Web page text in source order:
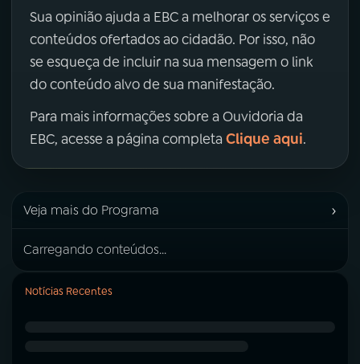
Sua opinião ajuda a EBC a melhorar os serviços e
conteúdos ofertados ao cidadão. Por isso, não
se esqueça de incluir na sua mensagem o link
do conteúdo alvo de sua manifestação.
Para mais informações sobre a Ouvidoria da
EBC, acesse a página completa Clique aqui.
Veja mais do Programa ›
Carregando conteúdos...
Notícias Recentes